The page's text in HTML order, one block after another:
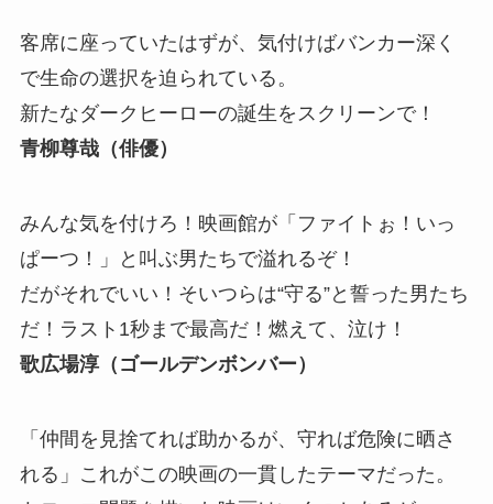
客席に座っていたはずが、気付けばバンカー深く
で生命の選択を迫られている。
新たなダークヒーローの誕生をスクリーンで！
青柳尊哉（俳優）
みんな気を付けろ！映画館が「ファイトぉ！いっ
ぱーつ！」と叫ぶ男たちで溢れるぞ！
だがそれでいい！そいつらは“守る”と誓った男たち
だ！ラスト1秒まで最高だ！燃えて、泣け！
歌広場淳（ゴールデンボンバー）
「仲間を見捨てれば助かるが、守れば危険に晒さ
れる」これがこの映画の一貫したテーマだった。